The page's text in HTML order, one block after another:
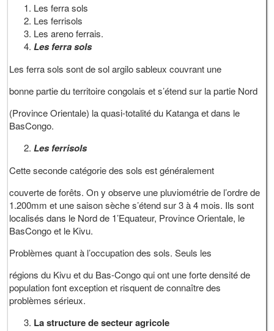
Les ferra sols
Les ferrisols
Les areno ferrais.
Les ferra sols
Les ferra sols sont de sol argilo sableux couvrant une
bonne partie du territoire congolais et s’étend sur la partie Nord
(Province Orientale) la quasi-totalité du Katanga et dans le
BasCongo.
Les ferrisols
Cette seconde catégorie des sols est généralement
couverte de forêts. On y observe une pluviométrie de l’ordre de
1.200mm et une saison sèche s’étend sur 3 à 4 mois. Ils sont
localisés dans le Nord de 1’Equateur, Province Orientale, le
BasCongo et le Kivu.
Problèmes quant à l’occupation des sols. Seuls les
régions du Kivu et du Bas-Congo qui ont une forte densité de
population font exception et risquent de connaître des
problèmes sérieux.
La structure de secteur agricole